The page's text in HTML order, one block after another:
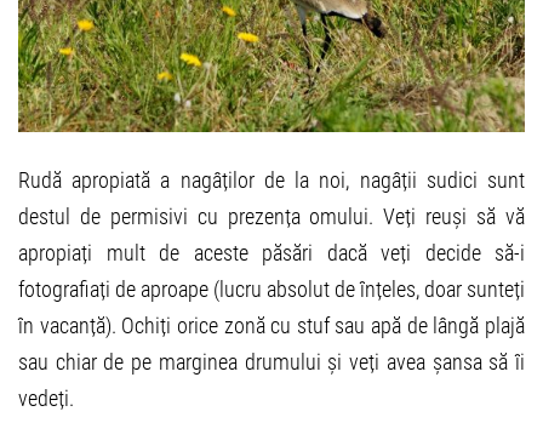
Rudă apropiată a nagâților de la noi, nagâții sudici sunt
destul de permisivi cu prezența omului. Veți reuși să vă
apropiați mult de aceste păsări dacă veți decide să-i
fotografiați de aproape (lucru absolut de înțeles, doar sunteți
în vacanță). Ochiți orice zonă cu stuf sau apă de lângă plajă
sau chiar de pe marginea drumului și veți avea șansa să îi
vedeți.